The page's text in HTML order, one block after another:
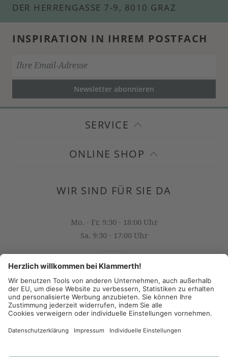
DER HERRENGASSE 7-9, 8010 GRAZ
INSPIRATION IN IHREM POSTFACH
Newsletter abonnieren
SERVICE
ONLINE SHOP
WIR SIND FÜR SIE DA
Mo. - Fr. 9:30 - 18:00 Uhr
Sa. 9:30 - 17:00 Uhr
OFFICE@KLAMMERTH.AT
+43 316 825 618 0